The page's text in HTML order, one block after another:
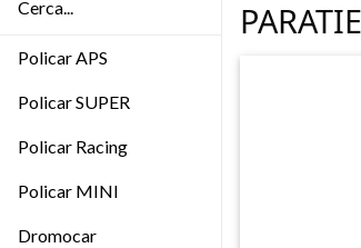
Cerca...
Policar APS
Policar SUPER
Policar Racing
Policar MINI
Dromocar